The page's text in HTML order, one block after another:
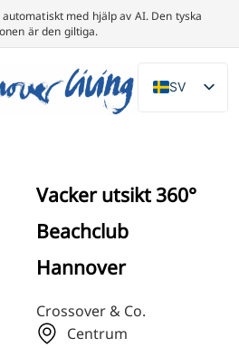
med hjälp av AI. Den tyska
är den giltiga.
SV
DE
PL
Vacker utsikt 360°
Beachclub
Hannover
Crossover & Co.
Centrum